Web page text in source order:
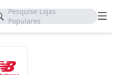
Pesquise Lojas
Populares